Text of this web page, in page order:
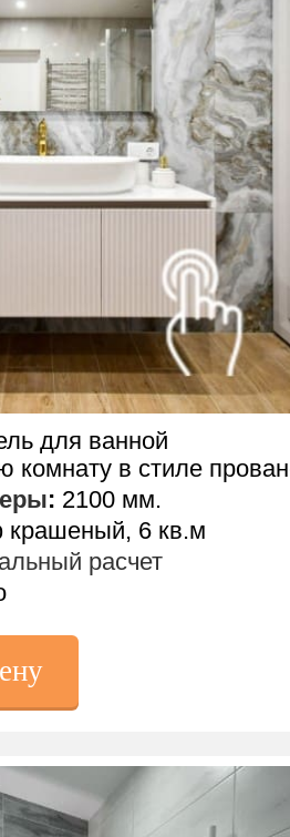
комнату в стиле
: 2100 мм.
6 кв.м
расчет
для ванной